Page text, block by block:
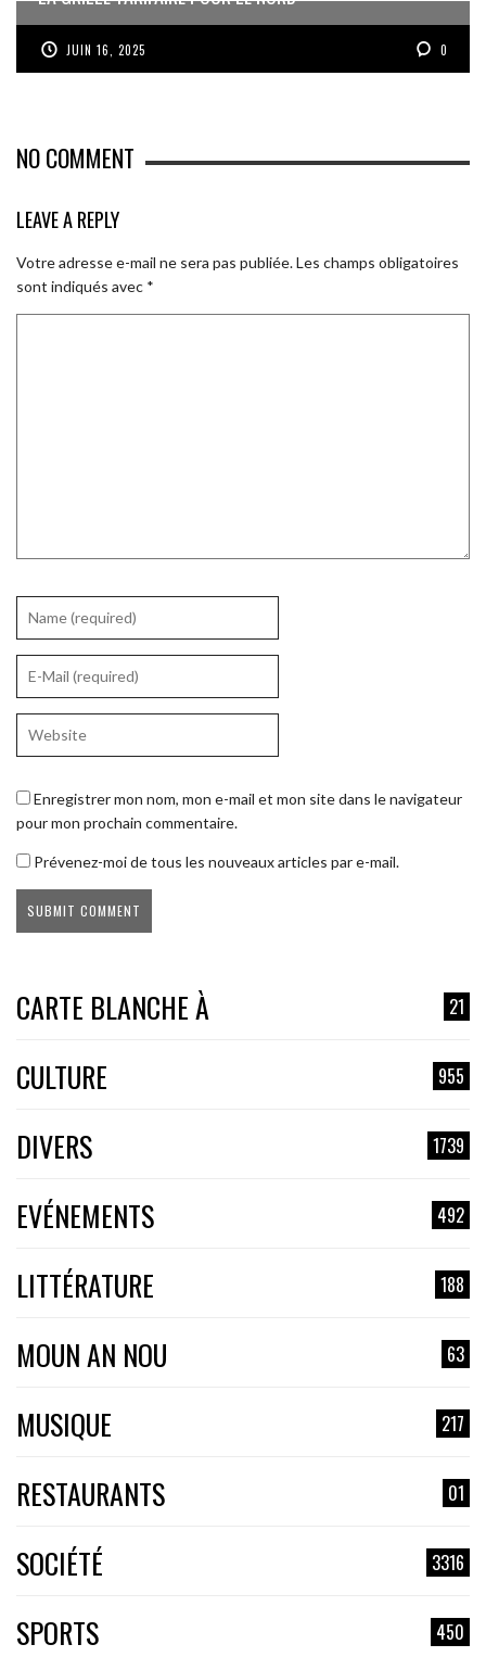
JUIN 16, 2025 0
NO COMMENT
LEAVE A REPLY
Votre adresse e-mail ne sera pas publiée.Les champs obligatoires
sont indiqués avec *
Enregistrer mon nom, mon e-mail et mon site dans le navigateur
pour mon prochain commentaire.
Prévenez-moi de tous les nouveaux articles par e-mail.
CARTE BLANCHE À 21
CULTURE 955
DIVERS 1739
EVÉNEMENTS 492
LITTÉRATURE 188
MOUN AN NOU 63
MUSIQUE 217
RESTAURANTS 01
SOCIÉTÉ 3316
SPORTS 450